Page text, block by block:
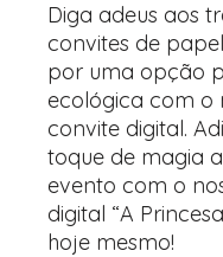
Diga adeus aos
convites de
por uma opção
ecológica com o
convite digital.
toque de magia
evento com o
digital “A
hoje mesmo!